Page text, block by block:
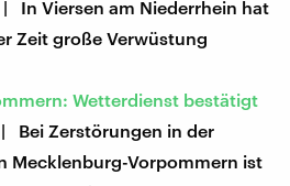
| In Viersen am Niederrhein hat
Zeit große Verwüstung
Wetterdienst bestätigt
| Bei Zerstörungen in der
Mecklenburg-Vorpommern ist